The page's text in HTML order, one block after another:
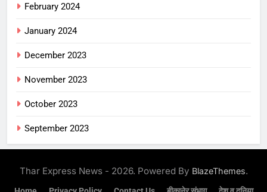
February 2024
January 2024
December 2023
November 2023
October 2023
September 2023
Thar Express News - 2026. Powered By BlazeThemes.